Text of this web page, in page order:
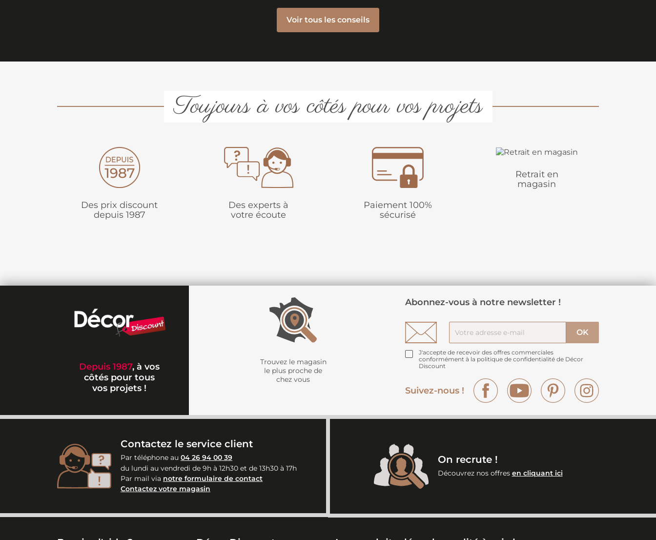
Voir tous les conseils
Toujours à vos côtés pour vos projets
Des prix discount
depuis 1987
Des experts à
votre écoute
Paiement 100%
sécurisé
Retrait en
magasin
Depuis 1987, à vos
côtés pour tous
vos projets !
Trouvez le magasin
le plus proche de
chez vous
Abonnez-vous à notre newsletter !
J'accepte de recevoir des offres commerciales
conformément à la politique de confidentialité de Décor
Discount
Suivez-nous !
Facebook YouTube Pinterest
Contactez le service client
Par téléphone au 04 26 94 00 39
du lundi au vendredi de 9h à 12h30 et de 13h30 à 17h
Par mail via notre formulaire de contact
Contactez votre magasin
On recrute !
Découvrez nos offres en cliquant ici